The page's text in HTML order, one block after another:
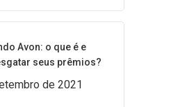
Avon: o que é e
seus prêmios?
de 2021